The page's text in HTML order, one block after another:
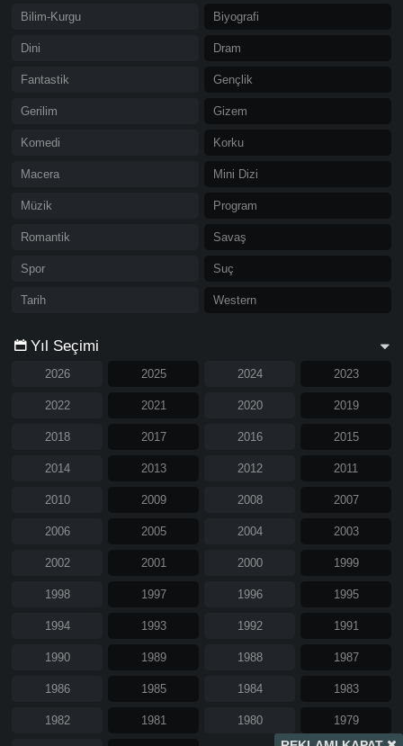
Bilim-Kurgu Biyografi
Dini Dram
Fantastik Gençlik
Gerilim Gizem
Komedi Korku
Macera Mini Dizi
Müzik Program
Romantik Savaş
Spor Suç
Tarih Western
Yıl Seçimi
2026 2025 2024 2023
2022 2021 2020 2019
2018 2017 2016 2015
2014 2013 2012 2011
2010 2009 2008 2007
2006 2005 2004 2003
2002 2001 2000 1999
1998 1997 1996 1995
1994 1993 1992 1991
1990 1989 1988 1987
1986 1985 1984 1983
1982 1981 1980 1979